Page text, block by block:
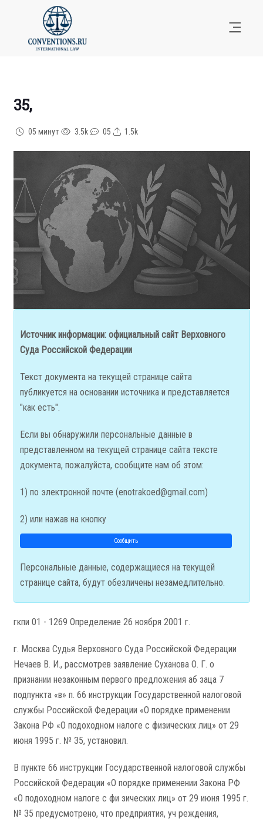
35,
05 минут 3.5k 05 1.5k
Источник информации: официальный сайт Верховного
Суда Российской Федерации
Текст документа на текущей странице сайта
публикуется на основании источника и представляется
"как есть".
Если вы обнаружили персональные данные в
представленном на текущей странице сайта тексте
документа, пожалуйста, сообщите нам об этом:
1) по электронной почте (enotrakoed@gmail.com)
2) или нажав на кнопку
Сообщить
Персональные данные, содержащиеся на текущей
странице сайта, будут обезличены незамедлительно.
гкпи 01 - 1269 Определение 26 ноября 2001 г.
г. Москва Судья Верховного Суда Российской Федерации
Нечаев В. И., рассмотрев заявление Суханова О. Г. о
признании незаконным первого предложения аб­ заца 7
подпункта «в» п. 66 инструкции Государственной налоговой
службы Российской Федерации «О порядке применении
Закона РФ «О подоходном налоге с физических лиц» от 29
июня 1995 г. № 35, установил.
В пункте 66 инструкции Государственной налоговой службы
Российской Федерации «О порядке применении Закона РФ
«О подоходном налоге с фи­ зических лиц» от 29 июня 1995 г.
№ 35 предусмотрено, что предприятия, уч­ реждения,